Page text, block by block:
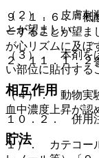
（２）． 皮膚刺
とが望ましい。
（３）． 本剤を
い部位に貼付する
（４）． 動物実
血中濃度上昇が認
貯法
９．１．６． 低
ーすることが望ま
が心リズムに及ぼ
２、１１．１．２
相互作用
１０．２． 併用
１）． カテコー